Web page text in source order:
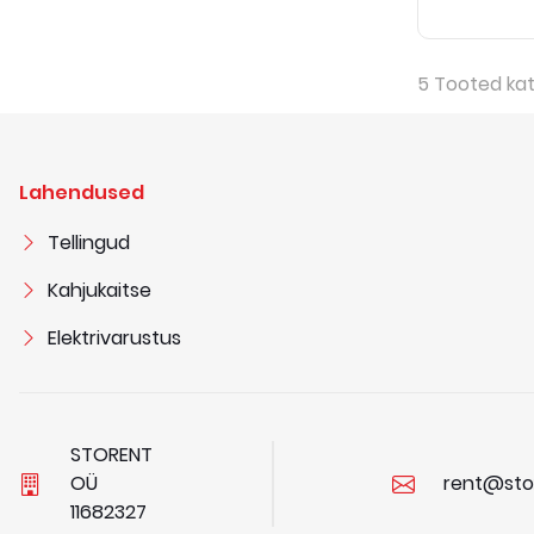
5 Tooted
Lahendused
Tellingud
Kahjukaitse
Elektrivarustus
STORENT
OÜ
11682327